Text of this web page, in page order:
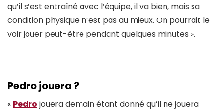
qu’il s’est entraîné avec l’équipe, il va bien, mais sa
condition physique n’est pas au mieux. On pourrait le
voir jouer peut-être pendant quelques minutes ».
Pedro jouera ?
« Pedro jouera demain étant donné qu’il ne jouera